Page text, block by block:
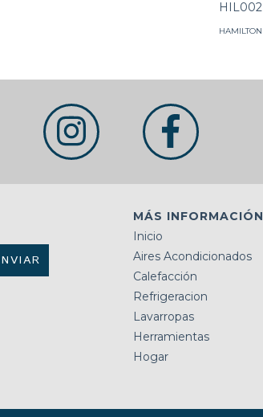
HIL002
HAMILTON
MÁS INFORMACIÓN
Inicio
Aires Acondicionados
Calefacción
Refrigeracion
Lavarropas
Herramientas
Hogar